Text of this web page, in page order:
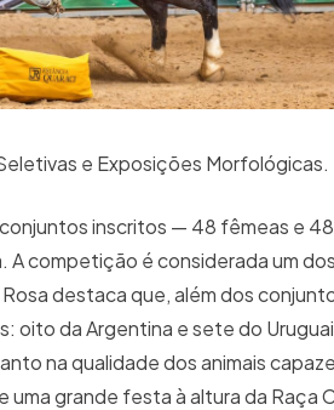
e Exposições Morfológicas.
inscritos — 48 fêmeas e
A competição é considerada um
destaca que, além dos
oito da Argentina e sete do
na qualidade dos animais
grande festa à altura da Raça